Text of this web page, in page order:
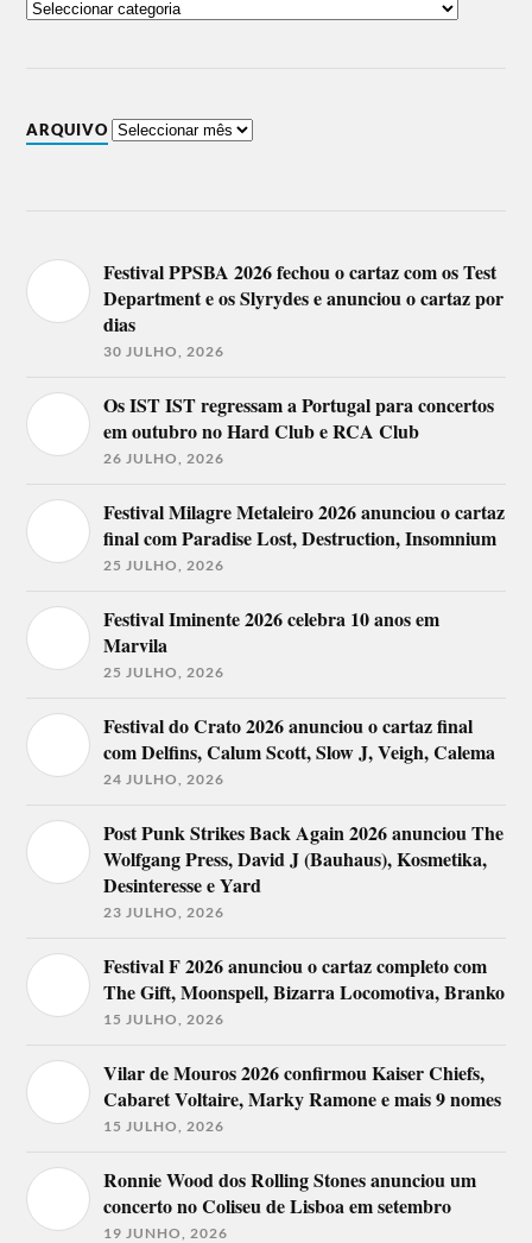
ARQUIVO
Festival PPSBA 2026 fechou o cartaz com os Test
Department e os Slyrydes e anunciou o cartaz por
dias
30 JULHO, 2026
Os IST IST regressam a Portugal para concertos
em outubro no Hard Club e RCA Club
26 JULHO, 2026
Festival Milagre Metaleiro 2026 anunciou o cartaz
final com Paradise Lost, Destruction, Insomnium
25 JULHO, 2026
Festival Iminente 2026 celebra 10 anos em
Marvila
25 JULHO, 2026
Festival do Crato 2026 anunciou o cartaz final
com Delfins, Calum Scott, Slow J, Veigh, Calema
24 JULHO, 2026
Post Punk Strikes Back Again 2026 anunciou The
Wolfgang Press, David J (Bauhaus), Kosmetika,
Desinteresse e Yard
23 JULHO, 2026
Festival F 2026 anunciou o cartaz completo com
The Gift, Moonspell, Bizarra Locomotiva, Branko
15 JULHO, 2026
Vilar de Mouros 2026 confirmou Kaiser Chiefs,
Cabaret Voltaire, Marky Ramone e mais 9 nomes
15 JULHO, 2026
Ronnie Wood dos Rolling Stones anunciou um
concerto no Coliseu de Lisboa em setembro
19 JUNHO, 2026